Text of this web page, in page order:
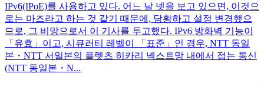
IPv6(IPoE)를 사용하고 있다. 어느 날 넷을 보고 있으면, 이것으
로는 마즈라고 하는 것 같기 때문에, 당황하고 설정 변경했으
므로, 그 비망으로서 이 기사를 투고했다. IPv6 방화벽 기능이
「유효」이고, 시큐러티 레벨이 「표준」인 경우, NTT 동일
본・NTT 서일본의 플렛츠 히카리 넥스트망 내에서 접는 통신
(NTT 동일본・N...